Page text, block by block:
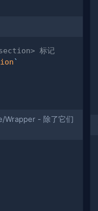
标记
`
Wrapper - 除了它们